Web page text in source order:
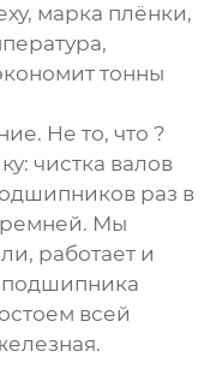
марка плёнки,
тонны
Не то, что ?
чистка валов
раз в
ремней. Мы
работает и
подшипника
всей